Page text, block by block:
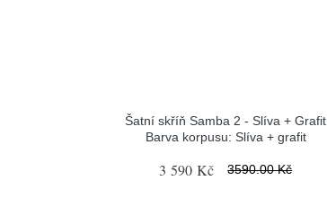
Šatní skříň Samba 2 - Slíva + Grafit
Barva korpusu: Slíva + grafit
3 590 Kč 3590.00 Kč